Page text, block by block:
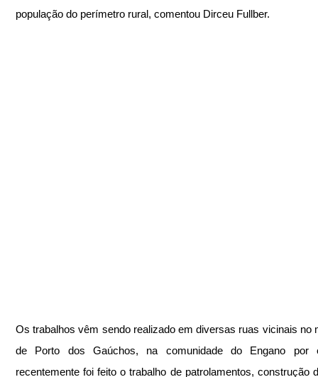
população do perímetro rural, comentou Dirceu Fullber.
Os trabalhos vêm sendo realizado em diversas ruas vicinais no
de Porto dos Gaúchos, na comunidade do Engano por
recentemente foi feito o trabalho de patrolamentos, construção